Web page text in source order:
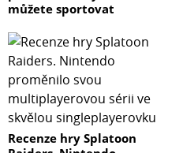
můžete sportovat
Recenze hry Splatoon